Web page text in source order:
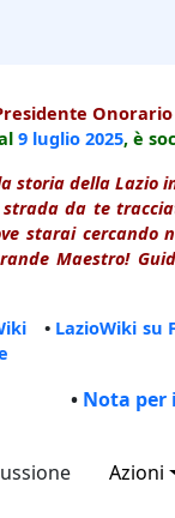
9 luglio 2025, è
storia della Lazio
strada da te
starai
Maestro!
• LazioWiki su
• Nota per
Azioni